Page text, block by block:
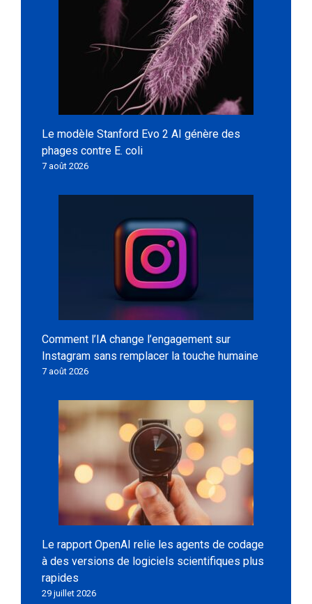
Le modèle Stanford Evo 2 AI génère des
phages contre E. coli
7 août 2026
Comment l’IA change l’engagement sur
Instagram sans remplacer la touche humaine
7 août 2026
Le rapport OpenAI relie les agents de codage
à des versions de logiciels scientifiques plus
rapides
29 juillet 2026